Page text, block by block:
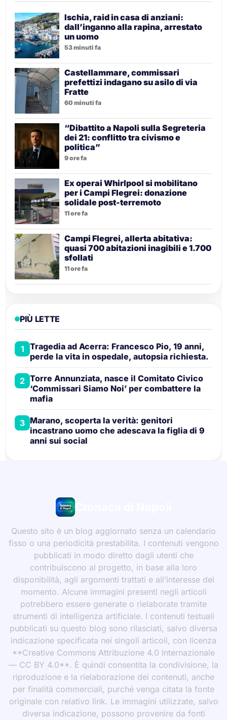
Ischia, raid in casa di anziani:
dall’inganno alla rapina, arrestato
un uomo
53 minuti fa
Castellammare, commissari
prefettizi indagano su asilo di via
Fratte
60 minuti fa
“Dibattito a Napoli sulla Segreteria
dei 21: conflitto tra civismo e
politica”
9 ore fa
Ex operai Whirlpool si mobilitano
per i Campi Flegrei: donazione
solidale post-terremoto
11 ore fa
Campi Flegrei, allerta abitativa:
quasi 700 abitazioni inagibili e 1.700
sfollati
11 ore fa
PIÙ LETTE
1 Tragedia ad Acerra: Francesco Pio, 19 anni,
perde la vita in ospedale, autopsia richiesta.
2 Torre Annunziata, nasce il Comitato Civico
‘Commissari Siamo Noi’ per combattere la
mafia
3 Marano, scoperta la verità: genitori
incastrano uomo che adescava la figlia di 9
anni sui social
Cronaca di Napoli
Questo sito è un blog aggiornato senza un calendario
fisso o una periodicità prestabilita. I contenuti vengono
pubblicati in modo diretto dagli utenti che
contribuiscono al progetto, in base alla loro
disponibilità, agli argomenti trattati e all’interesse del
momento. Alcune immagini presenti negli articoli
potrebbero essere generate o rielaborate tramite
strumenti di intelligenza artificiale. I contenuti testuali
pubblicati su questo blog sono rilasciati, salvo diversa
indicazione specificata nei singoli articoli, con licenza
**Creative Commons Attribuzione 4.0 Internazionale
— CC BY 4.0**. È quindi consentita la condivisione, la
riproduzione e la rielaborazione dei contenuti, anche
per finalità commerciali, purché venga citata la fonte
originale con relativo link. Le immagini utilizzate, salvo
diversa indicazione, possono provenire da fonti